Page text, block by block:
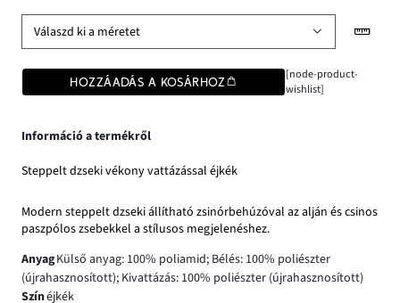
Válaszd ki a méretet
HOZZÁADÁS A KOSÁRHOZ
[node-product-
wishlist]
Információ a termékről
Steppelt dzseki vékony vattázással éjkék
Modern steppelt dzseki állítható zsinórbehúzóval az alján és csinos
paszpólos zsebekkel a stílusos megjelenéshez.
AnyagKülső anyag: 100% poliamid; Bélés: 100% poliészter
(újrahasznosított); Kivattázás: 100% poliészter (újrahasznosított)
Színéjkék